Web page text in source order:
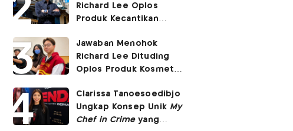
Richard Lee Oplos
Produk Kecantikan
ke Ani-Ani
Jawaban Menohok
Richard Lee Dituding
Oplos Produk Kosmetik
Clarissa Tanoesoedibjo
Ungkap Konsep Unik My
Chef in Crimeyang